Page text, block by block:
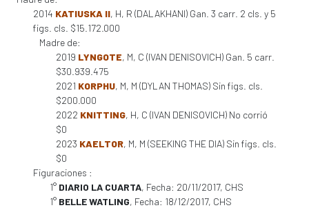
2014 KATIUSKA II, H, R (DALAKHANI) Gan. 3 carr. 2 cls. y 5
figs. cls. $15.172.000
Madre de:
2019 LYNGOTE, M, C (IVAN DENISOVICH) Gan. 5 carr.
$30.939.475
2021 KORPHU, M, M (DYLAN THOMAS) Sin figs. cls.
$200.000
2022 KNITTING, H, C (IVAN DENISOVICH) No corrió
$0
2023 KAELTOR, M, M (SEEKING THE DIA) Sin figs. cls.
$0
Figuraciones :
1° DIARIO LA CUARTA, Fecha: 20/11/2017, CHS
1° BELLE WATLING, Fecha: 18/12/2017, CHS